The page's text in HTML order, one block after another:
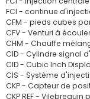
FCI - continue
CFM - pieds cubes
CFV - Venturi à
CHM - Chauffe
CID - Cylindre signal
CID - Cubic Inch
CIS - Système
CKP - Capteur de
CKP REF -